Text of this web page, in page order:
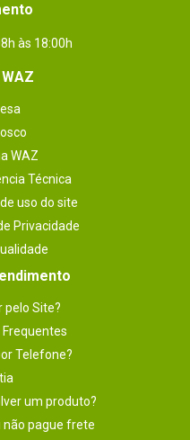
às 18:00h
WAZ
Técnica
uso do site
Privacidade
pelo Site?
Frequentes
Telefone?
um produto?
não pague frete